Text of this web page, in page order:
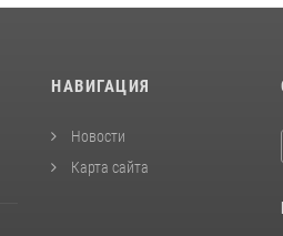
НАВИГАЦИЯ
Новости
Карта сайта